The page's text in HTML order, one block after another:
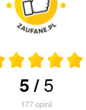
5/5
177opinii